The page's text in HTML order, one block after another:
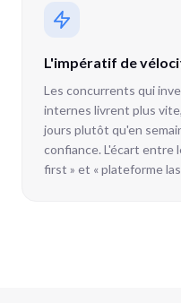
L'impératif de
Les concurrents qui
internes livrent plus
jours plutôt qu'en
confiance. L'écart entre
first » et « plateforme